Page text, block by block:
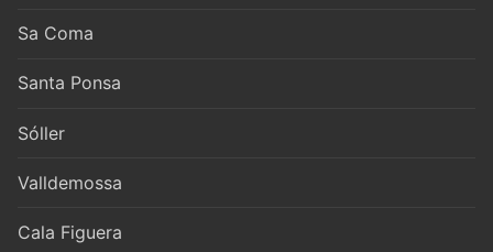
Sa Coma
Santa Ponsa
Sóller
Valldemossa
Cala Figuera